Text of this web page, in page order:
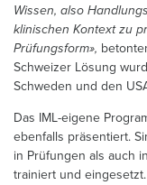
Wissen, also
klinischen Kontext zu
Prüfungsform»,
Schweizer Lösung
Schweden und den
Das IML-eigene
ebenfalls präsentiert.
in Prüfungen als auch
trainiert und